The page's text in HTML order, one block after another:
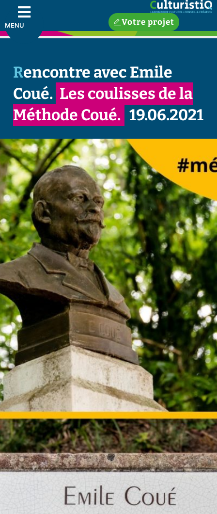
MENU Votre projet
Rencontre avec Emile
Coué. Les coulisses de la
Méthode Coué. 19.06.2021